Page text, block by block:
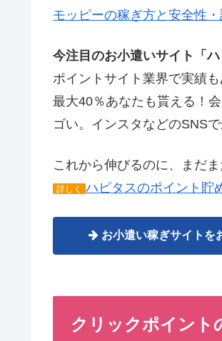
モッピーの稼ぎ方と安全性・
今注目のお小遣いサイト「ハ
ポイントサイト業界で実績
最大40％あなたも貰える！
ゴい。インスタなどのSNS
これから伸びるのに、まだ
詳しく ハピタスのポイント貯
お小遣い稼ぎサイトを
クリックポイント